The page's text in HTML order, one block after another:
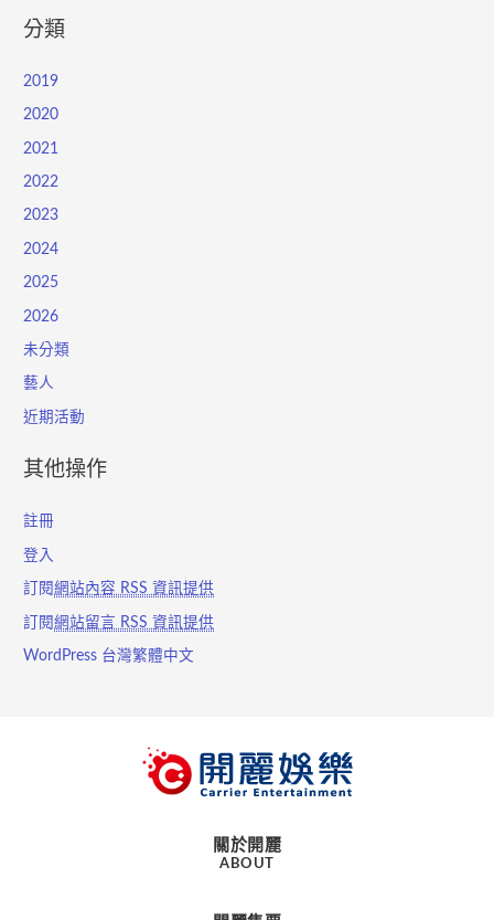
分類
2019
2020
2021
2022
2023
2024
2025
2026
未分類
藝人
近期活動
其他操作
註冊
登入
訂閱網站內容 RSS 資訊提供
訂閱網站留言 RSS 資訊提供
WordPress 台灣繁體中文
關於開麗
ABOUT